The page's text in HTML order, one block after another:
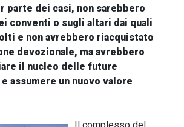
parte dei casi, non sarebbero
conventi o sugli altari dai quali
e non avrebbero riacquistato
devozionale, ma avrebbero
il nucleo delle future
assumere un nuovo valore